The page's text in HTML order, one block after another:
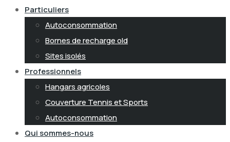
Particuliers
Autoconsommation
Bornes de recharge old
Sites isolés
Professionnels
Hangars agricoles
Couverture Tennis et Sports
Autoconsommation
Qui sommes-nous